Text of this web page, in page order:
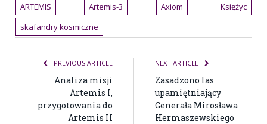
ARTEMIS Artemis-3 Axiom
Księżyc
skafandry kosmiczne
PREVIOUS ARTICLE
Analiza misji
Artemis I,
przygotowania do
Artemis II
NEXT ARTICLE
Zasadzono las
upamiętniający
Generała Mirosława
Hermaszewskiego